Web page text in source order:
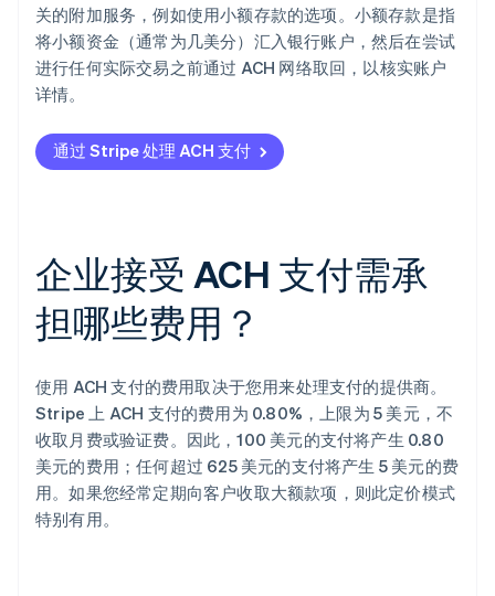
关的附加服务，例如使用小额存款的选项。小额存款是指
将小额资金（通常为几美分）汇入银行账户，然后在尝试
进行任何实际交易之前通过 ACH 网络取回，以核实账户
详情。
通过 Stripe 处理 ACH 支付
企业接受 ACH 支付需承
担哪些费用？
使用 ACH 支付的费用取决于您用来处理支付的提供商。
Stripe 上 ACH 支付的费用为 0.80%，上限为 5 美元，不
收取月费或验证费。因此，100 美元的支付将产生 0.80
美元的费用；任何超过 625 美元的支付将产生 5 美元的费
用。如果您经常定期向客户收取大额款项，则此定价模式
特别有用。